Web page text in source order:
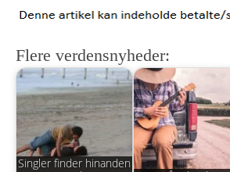
Flere verdensnyheder:
Singler finder hinanden